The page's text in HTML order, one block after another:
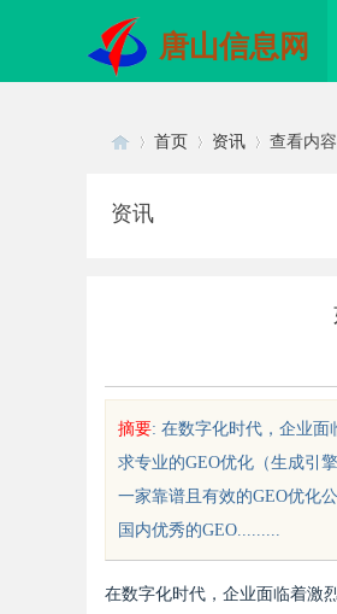
唐山信息网
首页 资讯 查看内容
资讯
摘要: 在数字化时代，企业
求专业的GEO优化（生成引
一家靠谱且有效的GEO优化
国内优秀的GEO.........
在数字化时代，企业面临着激
贝净 AC 国际医疗实
发体系全解析